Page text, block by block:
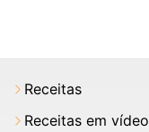
Receitas
Receitas em vídeo